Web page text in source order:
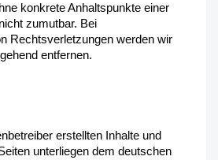
konkrete Anhaltspunkte einer
zumutbar. Bei
Rechtsverletzungen werden wir
entfernen.
erstellten Inhalte und
unterliegen dem deutschen